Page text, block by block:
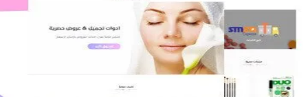
اعادة تصميم متجر فوربليزا
التفاصيل